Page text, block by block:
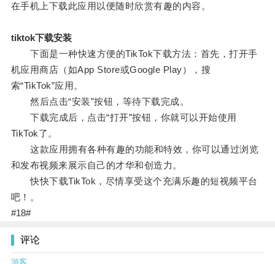
在手机上下载此应用以便随时欣赏有趣的内容。
tiktok下载安装
下面是一种快速方便的TikTok下载方法：首先，打开手
机应用商店（如App Store或Google Play），搜
索“TikTok”应用。
然后点击“安装”按钮，等待下载完成。
下载完成后，点击“打开”按钮，你就可以开始使用
TikTok了。
这款应用拥有各种有趣的功能和特效，你可以通过浏览
和发布视频来展示自己的才华和创造力。
快快下载TikTok，尽情享受这个充满乐趣的短视频平台
吧！。
#18#
评论
游客